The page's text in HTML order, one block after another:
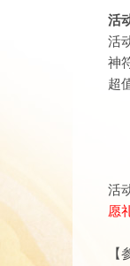
活
活
神
超
活
愿
【